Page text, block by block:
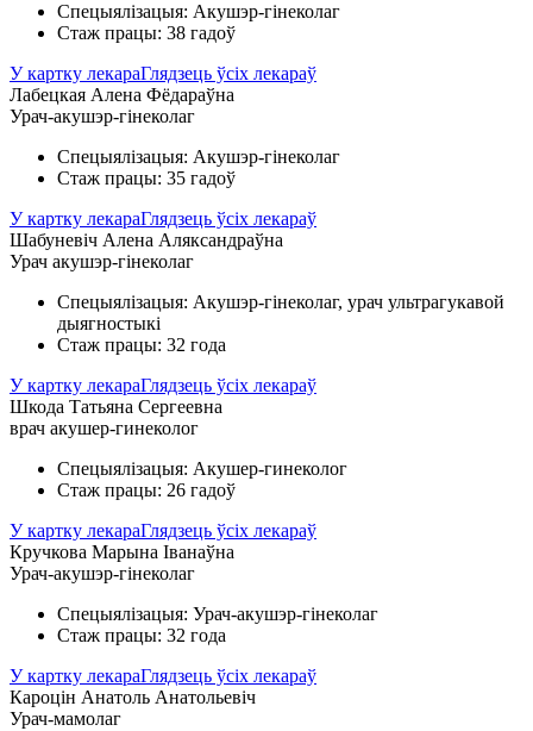
Спецыялізацыя: Акушэр-гінеколаг
Стаж працы: 38 гадоў
У картку лекараГлядзець ўсіх лекараў
Лабецкая Алена Фёдараўна
Урач-акушэр-гінеколаг
Спецыялізацыя: Акушэр-гінеколаг
Стаж працы: 35 гадоў
У картку лекараГлядзець ўсіх лекараў
Шабуневіч Алена Аляксандраўна
Урач акушэр-гінеколаг
Спецыялізацыя: Акушэр-гінеколаг, урач ультрагукавой
дыягностыкі
Стаж працы: 32 года
У картку лекараГлядзець ўсіх лекараў
Шкода Татьяна Сергеевна
врач акушер-гинеколог
Спецыялізацыя: Акушер-гинеколог
Стаж працы: 26 гадоў
У картку лекараГлядзець ўсіх лекараў
Кручкова Марына Іванаўна
Урач-акушэр-гінеколаг
Спецыялізацыя: Урач-акушэр-гінеколаг
Стаж працы: 32 года
У картку лекараГлядзець ўсіх лекараў
Кароцін Анатоль Анатольевіч
Урач-мамолаг